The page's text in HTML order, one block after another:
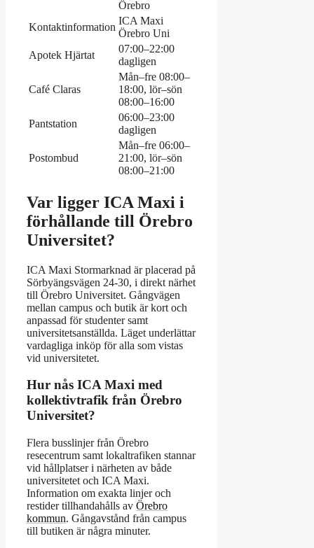
Örebro
Kontaktinformation
ICA Maxi
Örebro Uni
Apotek Hjärtat
07:00–22:00
dagligen
Café Claras
Mån–fre 08:00–
18:00, lör–sön
08:00–16:00
Pantstation
06:00–23:00
dagligen
Postombud
Mån–fre 06:00–
21:00, lör–sön
08:00–21:00
Var ligger ICA Maxi i
förhållande till Örebro
Universitet?
ICA Maxi Stormarknad är placerad på
Sörbyängsvägen 24-30, i direkt närhet
till Örebro Universitet. Gångvägen
mellan campus och butik är kort och
anpassad för studenter samt
universitetsanställda. Läget underlättar
vardagliga inköp för alla som vistas
vid universitetet.
Hur nås ICA Maxi med
kollektivtrafik från Örebro
Universitet?
Flera busslinjer från Örebro
resecentrum samt lokaltrafiken stannar
vid hållplatser i närheten av både
universitetet och ICA Maxi.
Information om exakta linjer och
restider tillhandahålls av Örebro
kommun. Gångavstånd från campus
till butiken är några minuter.